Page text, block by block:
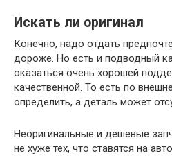
Искать ли оригинал
Конечно, надо отдать
дороже. Но есть и подводный
оказаться очень хорошей
качественной. То есть по
определить, а деталь может
Неоригинальные и дешевые
не хуже тех, что ставятся на